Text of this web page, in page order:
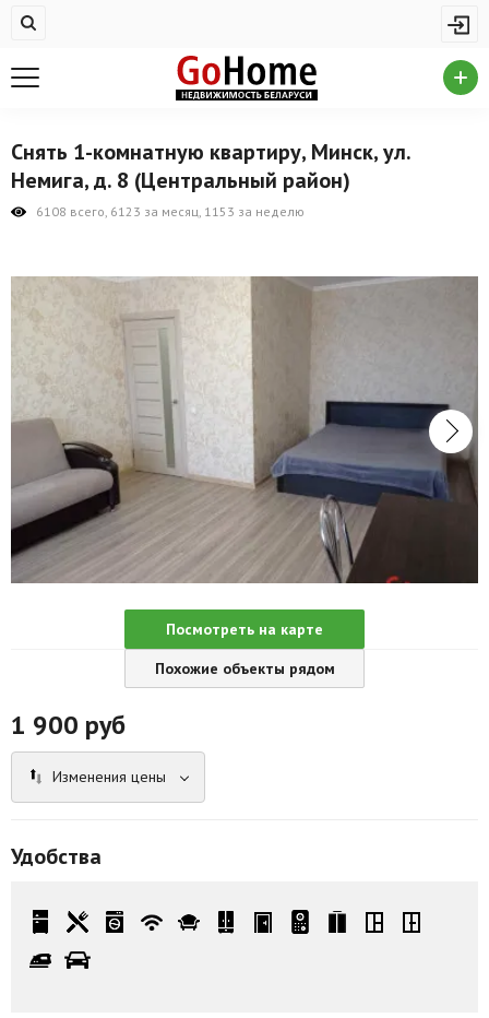
Купить квартиру
На сутки
Новостройки
Комерческая недвижимость
Продажа коммерческой недвижимости
Аренда коммерческой недвижимости
Другие разделы
Новости
Агентства
Ремонт квартир
Грузовое такси
Способы оплаты
Снять 1-комнатную квартиру, Минск, ул.
Немига, д. 8 (Центральный район)
6108 всего, 6123 за месяц, 1153 за неделю
Посмотреть на карте
Похожие объекты рядом
1 900 руб
Изменения цены
Удобства